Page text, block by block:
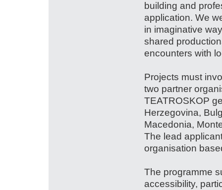
building and
application. We
in imaginative
shared
encounters with
Projects must
two partner
TEATROSKOP
Herzegovina,
Macedonia,
The lead
organisation
The programme
accessibility,